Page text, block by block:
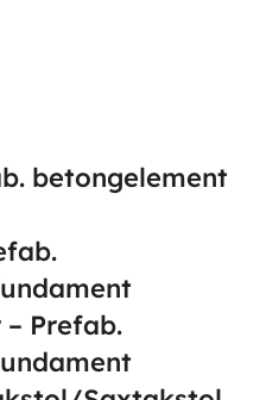
betongelement
Prefab.